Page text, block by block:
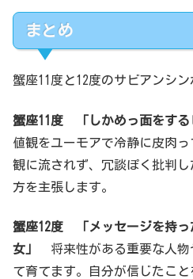
まとめ
蟹座11度と12度のサビアンシン
蟹座11度 「しかめっ面をする
値観をユーモアで冷静に皮肉
観に流されず、冗談ぽく批判
方を主張します。
蟹座12度 「メッセージを持
女
将来性がある重要な人物
て育てます。自分が信じたこ